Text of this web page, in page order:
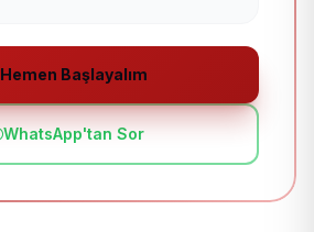
Hemen Başlayalım
WhatsApp'tan Sor